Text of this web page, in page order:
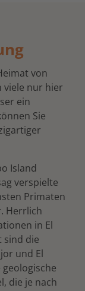
von
viele nur hier
ein
Sie
Island
verspielte
Primaten
Herrlich
in El
sind die
und El
die je nach